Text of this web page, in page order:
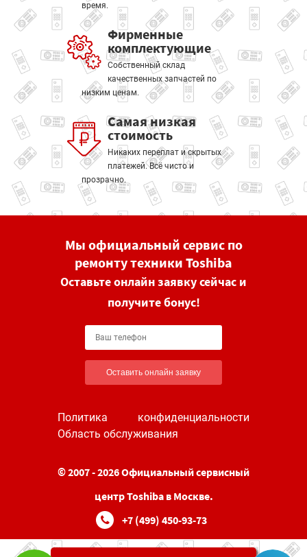
время.
Фирменные
комплектующие
Собственный склад
качественных запчастей по
низким ценам.
Самая низкая
стоимость
Никаких переплат и скрытых
платежей. Всё чисто и
прозрачно.
Мы официальный сервис по
ремонту техники Toshiba
Оставьте онлайн заявку сейчас и
получите бонус!
Оставить онлайн заявку
Политика конфиденциальности
Область обслуживания
© 2007 - 2026 Официальный сервисный
центр Toshiba в Москве.
+7 (499) 450-93-73